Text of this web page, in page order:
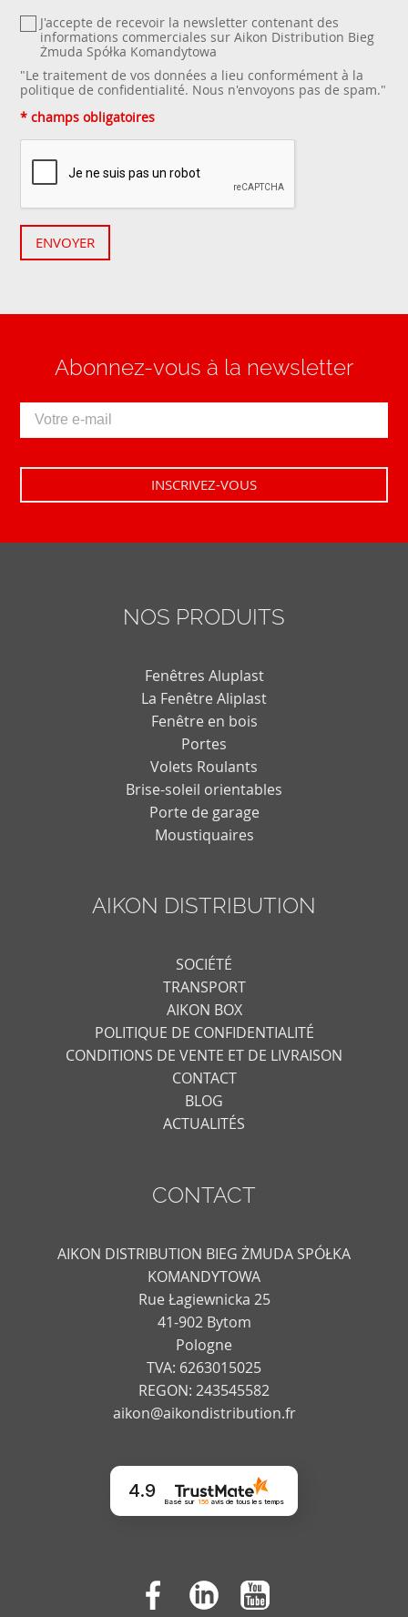
J'accepte de recevoir la newsletter contenant des
informations commerciales sur Aikon Distribution Bieg
Żmuda Spółka Komandytowa
"Le traitement de vos données a lieu conformément à la
politique de confidentialité. Nous n'envoyons pas de spam."
* champs obligatoires
ENVOYER
Abonnez-vous à la newsletter
NOS PRODUITS
Fenêtres Aluplast
La Fenêtre Aliplast
Fenêtre en bois
Portes
Volets Roulants
Brise-soleil orientables
Porte de garage
Moustiquaires
AIKON DISTRIBUTION
SOCIÉTÉ
TRANSPORT
AIKON BOX
POLITIQUE DE CONFIDENTIALITÉ
CONDITIONS DE VENTE ET DE LIVRAISON
CONTACT
BLOG
ACTUALITÉS
CONTACT
AIKON DISTRIBUTION BIEG ŻMUDA SPÓŁKA
KOMANDYTOWA
Rue Łagiewnicka 25
41-902 Bytom
Pologne
TVA: 6263015025
REGON: 243545582
aikon@aikondistribution.fr
4.9
Basé sur 156avis de tous les temps